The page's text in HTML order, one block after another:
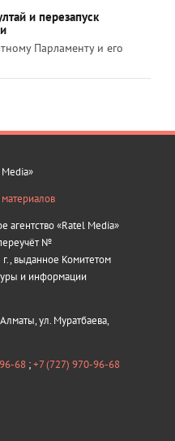
и перезапуск
Парламенту и его
материалов
«Ratel Media»
№
выданное Комитетом
и информации
ул. Муратбаева,
68 ;+7 (727) 970-96-68